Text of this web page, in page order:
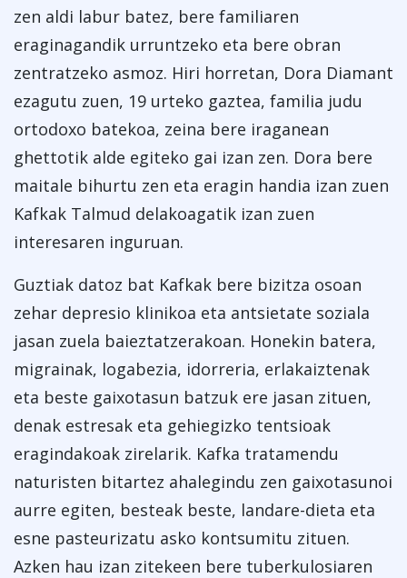
zen aldi labur batez, bere familiaren
eraginagandik urruntzeko eta bere obran
zentratzeko asmoz. Hiri horretan, Dora Diamant
ezagutu zuen, 19 urteko gaztea, familia judu
ortodoxo batekoa, zeina bere iraganean
ghettotik alde egiteko gai izan zen. Dora bere
maitale bihurtu zen eta eragin handia izan zuen
Kafkak Talmud delakoagatik izan zuen
interesaren inguruan.
Guztiak datoz bat Kafkak bere bizitza osoan
zehar depresio klinikoa eta antsietate soziala
jasan zuela baieztatzerakoan. Honekin batera,
migrainak, logabezia, idorreria, erlakaiztenak
eta beste gaixotasun batzuk ere jasan zituen,
denak estresak eta gehiegizko tentsioak
eragindakoak zirelarik. Kafka tratamendu
naturisten bitartez ahalegindu zen gaixotasunoi
aurre egiten, besteak beste, landare-dieta eta
esne pasteurizatu asko kontsumitu zituen.
Azken hau izan zitekeen bere tuberkulosiaren